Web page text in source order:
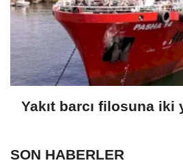
Yakıt barcı filosuna iki
SON HABERLER